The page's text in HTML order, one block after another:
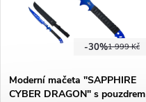
1 999 Kč
-30%
Moderní mačeta "SAPPHIRE
CYBER DRAGON" s pouzdrem